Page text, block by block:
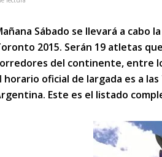
Sábado se llevará a cabo
2015. Serán 19 atletas
del continente, entre
horario oficial de largada es a
Este es el listado